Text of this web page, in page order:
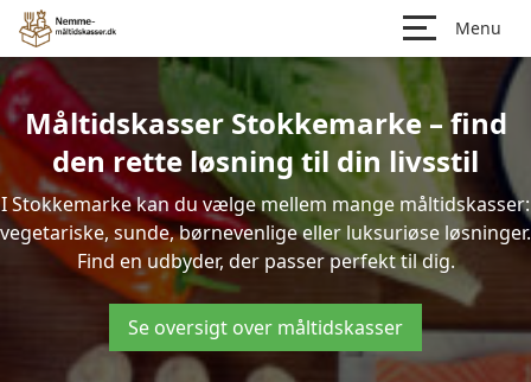
Menu
Måltidskasser Stokkemarke – find
den rette løsning til din livsstil
I Stokkemarke kan du vælge mellem mange måltidskasser:
vegetariske, sunde, børnevenlige eller luksuriøse løsninger.
Find en udbyder, der passer perfekt til dig.
Se oversigt over måltidskasser